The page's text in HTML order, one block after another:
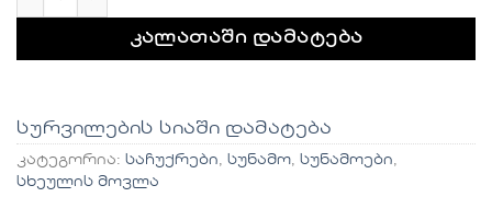
კალათაში დამატება
სურვილების სიაში დამატება
კატეგორია: საჩუქრები, სუნამო, სუნამოები,
სხეულის მოვლა